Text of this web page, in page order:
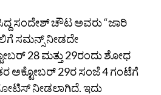
ಸಂದೇಶ್‌ ಚೌಟ ಅವರು “ಜಾರಿ
ಸಮನ್ಸ್‌ ನೀಡದೇ
28 ಮತ್ತು 29ರಂದು ಶೋಧ
ಅಕ್ಟೋಬರ್‌ 29ರ ಸಂಜೆ 4 ಗಂಟೆಗೆ
ನೀಡಲಾಗಿದೆ. ಇದು